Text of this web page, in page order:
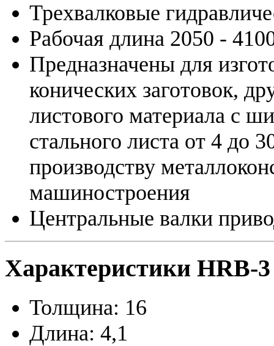
Трехвалковые
Рабочая длина 2050 -
Предназначены для
конических заготовок,
листового материала с
стального листа от 4 до
производству
машиностроения
Центральные валки
Характеристики HRB-3
Толщина: 16
Длина: 4,1